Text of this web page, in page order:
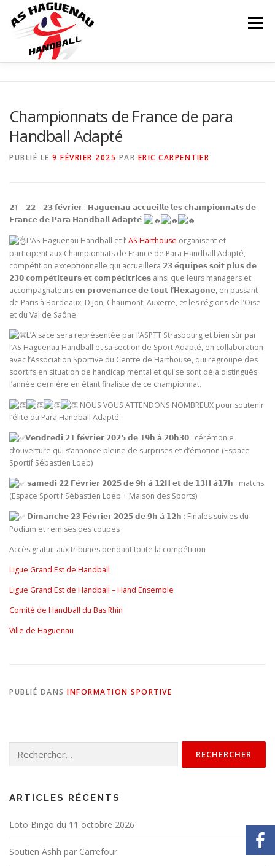
Menu
INFOS COMPLÉMENTAIRES
BOUTIQUE
Championnats de France de para
Handball Adapté
PUBLIÉ LE 9 FÉVRIER 2025 PAR ERIC CARPENTIER
𝟮1 – 𝟮𝟮 – 𝟮𝟯 𝗳𝗲́𝘃𝗿𝗶𝗲𝗿 : 𝗛𝗮𝗴𝘂𝗲𝗻𝗮𝘂 𝗮𝗰𝗰𝘂𝗲𝗶𝗹𝗹𝗲 𝗹𝗲𝘀 𝗰𝗵𝗮𝗺𝗽𝗶𝗼𝗻𝗻𝗮𝘁𝘀 𝗱𝗲
𝗙𝗿𝗮𝗻𝗰𝗲 𝗱𝗲 𝗣𝗮𝗿𝗮 𝗛𝗮𝗻𝗱𝗯𝗮𝗹𝗹 𝗔𝗱𝗮𝗽𝘁𝗲́
L’AS Haguenau Handball et l’AS Harthouse organisent et
participent aux Championnats de France de Para Handball Adapté,
compétition exceptionnelle qui accueillera 𝟮𝟯 𝗲́𝗾𝘂𝗶𝗽𝗲𝘀 𝘀𝗼𝗶𝘁 𝗽𝗹𝘂𝘀 𝗱𝗲
𝟮𝟯𝟬 𝗰𝗼𝗺𝗽𝗲́𝘁𝗶𝘁𝗲𝘂𝗿𝘀 𝗲𝘁 𝗰𝗼𝗺𝗽𝗲́𝘁𝗶𝘁𝗿𝗶𝗰𝗲𝘀 ainsi que leurs managers et
accompagnateurs 𝗲𝗻 𝗽𝗿𝗼𝘃𝗲𝗻𝗮𝗻𝗰𝗲 𝗱𝗲 𝘁𝗼𝘂𝘁 𝗹’𝗛𝗲𝘅𝗮𝗴𝗼𝗻𝗲, en passant
de Paris à Bordeaux, Dijon, Chaumont, Auxerre, et les régions de l’Oise
et du Val de Saône.
L’Alsace sera représentée par l’ASPTT Strasbourg et bien sûr par
l’AS Haguenau Handball et sa section de Sport Adapté, en collaboration
avec l’Association Sportive du Centre de Harthouse, qui regroupe des
sportifs en situation de handicap mental et qui se sont déjà distingués
l’année dernière en étant finaliste de ce championnat.
NOUS VOUS ATTENDONS NOMBREUX pour soutenir
l’élite du Para Handball Adapté :
𝗩𝗲𝗻𝗱𝗿𝗲𝗱𝗶 𝟮𝟭 𝗳𝗲́𝘃𝗿𝗶𝗲𝗿 𝟮𝟬𝟮𝟱 𝗱𝗲 𝟭𝟵𝗵 𝗮̀ 𝟮𝟬𝗵𝟯𝟬 : cérémonie
d’ouverture qui s’annonce pleine de surprises et d’émotion (Espace
Sportif Sébastien Loeb)
𝘀𝗮𝗺𝗲𝗱𝗶 𝟮𝟮 𝗙𝗲́𝘃𝗿𝗶𝗲𝗿 𝟮𝟬𝟮𝟱 𝗱𝗲 𝟵𝗵 𝗮̀ 𝟭𝟮𝗛 𝗲𝘁 𝗱𝗲 𝟭𝟯𝗛 𝗮̀𝟭𝟳𝗵 : matchs
(Espace Sportif Sébastien Loeb + Maison des Sports)
𝗗𝗶𝗺𝗮𝗻𝗰𝗵𝗲 𝟮𝟯 𝗙𝗲́𝘃𝗿𝗶𝗲𝗿 𝟮𝟬𝟮𝟱 𝗱𝗲 𝟵𝗵 𝗮̀ 𝟭𝟮𝗵 : Finales suivies du
Podium et remises des coupes
Accès gratuit aux tribunes pendant toute la compétition
Ligue Grand Est de Handball
Ligue Grand Est de Handball – Hand Ensemble
Comité de Handball du Bas Rhin
Ville de Haguenau
PUBLIÉ DANS INFORMATION SPORTIVE
ARTICLES RÉCENTS
Loto Bingo du 11 octobre 2026
Soutien Ashh par Carrefour